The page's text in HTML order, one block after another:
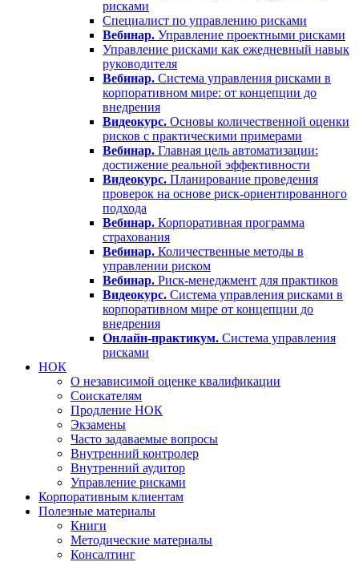
рисками
Специалист по управлению рисками
Вебинар. Управление проектными рисками
Управление рисками как ежедневный навык
руководителя
Вебинар. Система управления рисками в
корпоративном мире: от концепции до
внедрения
Видеокурс. Основы количественной оценки
рисков с практическими примерами
Вебинар. Главная цель автоматизации:
достижение реальной эффективности
Видеокурс. Планирование проведения
проверок на основе риск-ориентированного
подхода
Вебинар. Корпоративная программа
страхования
Вебинар. Количественные методы в
управлении риском
Вебинар. Риск-менеджмент для практиков
Видеокурс. Система управления рисками в
корпоративном мире от концепции до
внедрения
Онлайн-практикум. Система управления
рисками
НОК
О независимой оценке квалификации
Соискателям
Продление НОК
Экзамены
Часто задаваемые вопросы
Внутренний контролер
Внутренний аудитор
Управление рисками
Корпоративным клиентам
Полезные материалы
Книги
Методические материалы
Консалтинг